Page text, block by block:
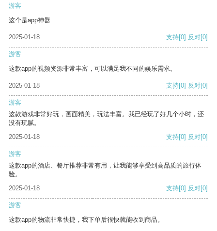
游客
这个是app神器
2025-01-18 支持[0] 反对[0]
游客
这款app的视频资源非常丰富，可以满足我不同的娱乐需求。
2025-01-18 支持[0] 反对[0]
游客
这款游戏非常好玩，画面精美，玩法丰富。我已经玩了好几个小时，还
没有玩腻。
2025-01-18
支持[0] 反对[0]
游客
这款app的酒店、餐厅推荐非常有用，让我能够享受到高品质的旅行体
验。
2025-01-18
支持[0] 反对[0]
游客
这款app的物流非常快捷，我下单后很快就能收到商品。